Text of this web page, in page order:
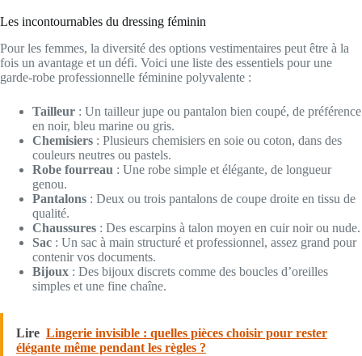
Les incontournables du dressing féminin
Pour les femmes, la diversité des options vestimentaires peut être à la
fois un avantage et un défi. Voici une liste des essentiels pour une
garde-robe professionnelle féminine polyvalente :
Tailleur : Un tailleur jupe ou pantalon bien coupé, de préférence
en noir, bleu marine ou gris.
Chemisiers : Plusieurs chemisiers en soie ou coton, dans des
couleurs neutres ou pastels.
Robe fourreau : Une robe simple et élégante, de longueur
genou.
Pantalons : Deux ou trois pantalons de coupe droite en tissu de
qualité.
Chaussures : Des escarpins à talon moyen en cuir noir ou nude.
Sac : Un sac à main structuré et professionnel, assez grand pour
contenir vos documents.
Bijoux : Des bijoux discrets comme des boucles d’oreilles
simples et une fine chaîne.
Lire Lingerie invisible : quelles pièces choisir pour rester
élégante même pendant les règles ?